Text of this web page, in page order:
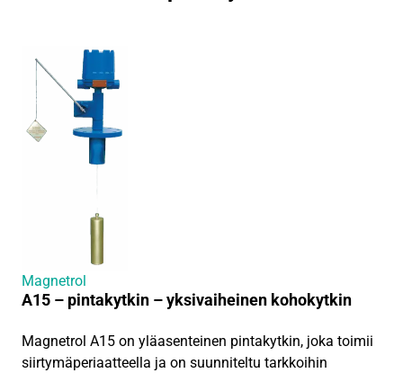
Magnetrol
A15 – pintakytkin – yksivaiheinen kohokytkin
Magnetrol A15 on yläasenteinen pintakytkin, joka toimii
siirtymäperiaatteella ja on suunniteltu tarkkoihin